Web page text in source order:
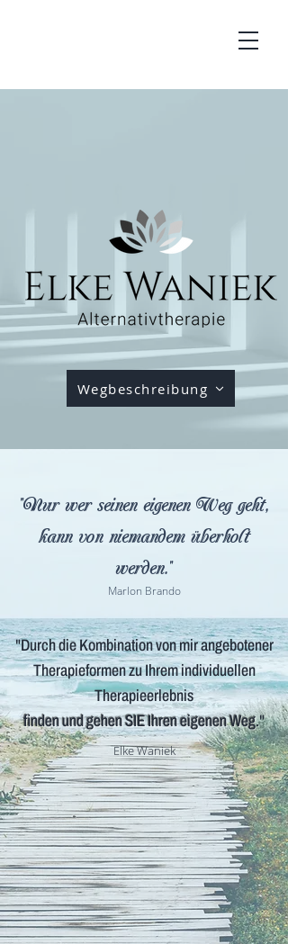
Wegbeschreibung
"Nur wer seinen eigenen Weg geht,
kann von niemandem überholt
werden."
Marlon Brando
"Durch die Kombination von mir angebotener
Therapieformen zu Ihrem individuellen
Therapieerlebnis
finden und gehen SIE Ihren eigenen Weg."
Elke Waniek